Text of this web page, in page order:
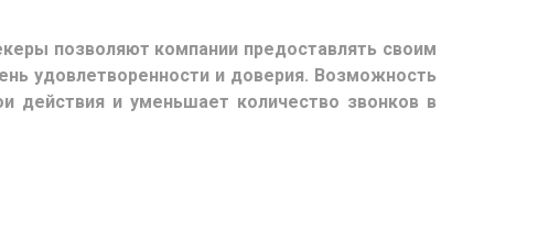
позволяют компании предоставлять своим
удовлетворенности и доверия. Возможность
действия и уменьшает количество звонков в